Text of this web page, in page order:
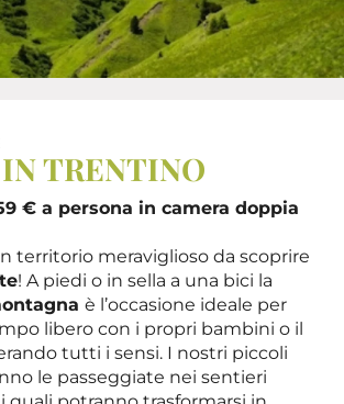
TRENTINO
€ a persona in camera doppia
territorio meraviglioso da scoprire
! A piedi o in sella a una bici la
è l’occasione ideale per
libero con i propri bambini o il
tutti i sensi. I nostri piccoli
le passeggiate nei sentieri